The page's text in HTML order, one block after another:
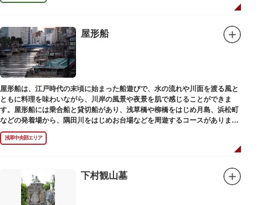
屋形船
屋形船は、江戸時代の末頃に始まった船遊びで、水の流れや川面を渡る風と
ともに料理を味わいながら、川岸の風景や夜景を肌で感じることができま
す。屋形船には乗合船と貸切船があり、浅草橋や柳橋をはじめ月島、浜松町
などの発着場から、隅田川をはじめお台場などを周遊するコースがありま
す。
浅草中央部エリア
下村観山墓